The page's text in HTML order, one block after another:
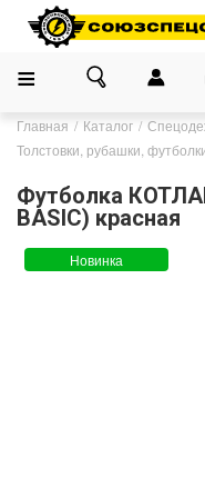
Главная Каталог
Толстовки, рубашки,
Футболка
BASIC) красная
Новинка